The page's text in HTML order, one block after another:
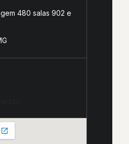
480 salas 902 e